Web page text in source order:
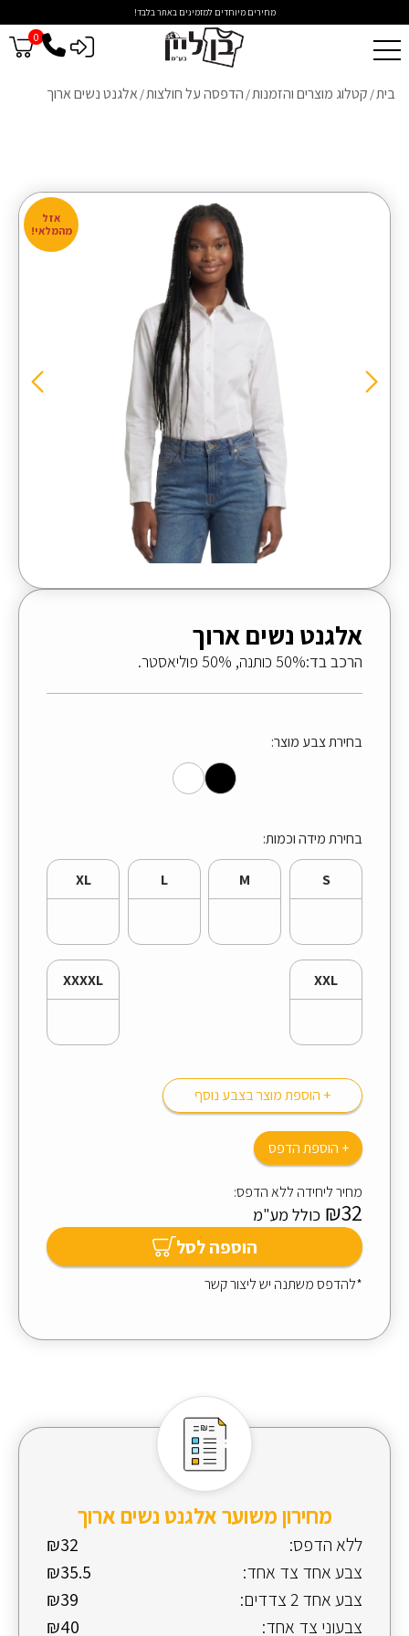
מחירים מיוחדים למזמינים באתר בלבד!
0
כניסה לסיטונאים
בית/ קטלוג מוצרים והזמנות/ הדפסה על חולצות/ אלגנט נשים ארוך
אלגנט נשים ארוך
הרכב בד:50% כותנה, 50% פוליאסטר.
בחירת צבע מוצר:
בחירת מידה וכמות:
S
M
L
XL
XXL
XXXXL
+ הוספת מוצר בצבע נוסף
+ הוספת הדפס
הוספה לסל
מחיר ליחידה ללא הדפס:
₪32 כולל מע"מ
*להדפס משתנה יש ליצור קשר
אזל
מהמלאי!
מחירון משוער אלגנט נשים ארוך
ללא הדפס:
₪32
צבע אחד צד אחד:
₪35.5
צבע אחד 2 צדדים:
₪39
צבעוני צד אחד:
₪40